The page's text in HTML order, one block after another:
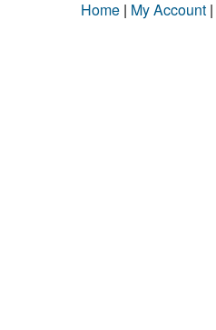
Home | My Account |